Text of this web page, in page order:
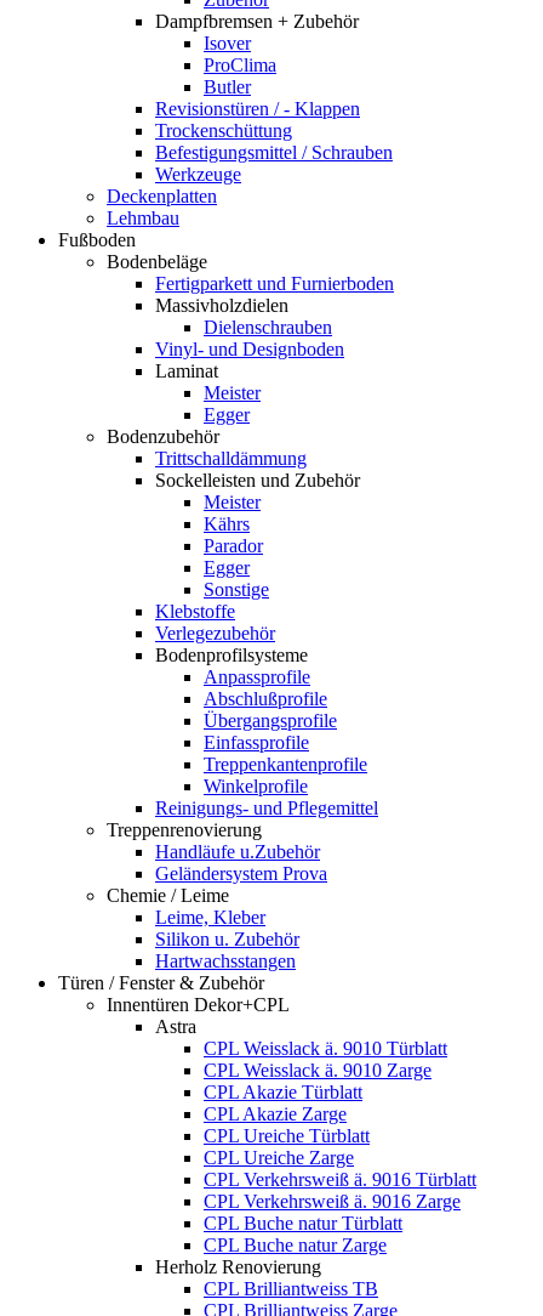
Dampfbremsen + Zubehör
Isover
ProClima
Butler
Revisionstüren / - Klappen
Trockenschüttung
Befestigungsmittel / Schrauben
Werkzeuge
Deckenplatten
Lehmbau
Fußboden
Bodenbeläge
Fertigparkett und Furnierboden
Massivholzdielen
Dielenschrauben
Vinyl- und Designboden
Laminat
Meister
Egger
Bodenzubehör
Trittschalldämmung
Sockelleisten und Zubehör
Meister
Kährs
Parador
Egger
Sonstige
Klebstoffe
Verlegezubehör
Bodenprofilsysteme
Anpassprofile
Abschlußprofile
Übergangsprofile
Einfassprofile
Treppenkantenprofile
Winkelprofile
Reinigungs- und Pflegemittel
Treppenrenovierung
Handläufe u.Zubehör
Geländersystem Prova
Chemie / Leime
Leime, Kleber
Silikon u. Zubehör
Hartwachsstangen
Türen / Fenster & Zubehör
Innentüren Dekor+CPL
Astra
CPL Weisslack ä. 9010 Türblatt
CPL Weisslack ä. 9010 Zarge
CPL Akazie Türblatt
CPL Akazie Zarge
CPL Ureiche Türblatt
CPL Ureiche Zarge
CPL Verkehrsweiß ä. 9016 Türblatt
CPL Verkehrsweiß ä. 9016 Zarge
CPL Buche natur Türblatt
CPL Buche natur Zarge
Herholz Renovierung
CPL Brilliantweiss TB
CPL Brilliantweiss Zarge